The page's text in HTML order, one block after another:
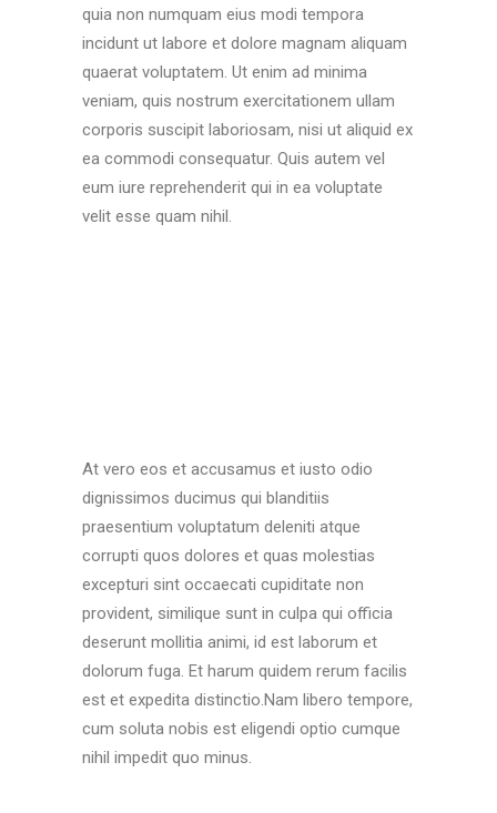
quia non numquam eius modi tempora
incidunt ut labore et dolore magnam aliquam
quaerat voluptatem. Ut enim ad minima
veniam, quis nostrum exercitationem ullam
corporis suscipit laboriosam, nisi ut aliquid ex
ea commodi consequatur. Quis autem vel
eum iure reprehenderit qui in ea voluptate
velit esse quam nihil.
At vero eos et accusamus et iusto odio
dignissimos ducimus qui blanditiis
praesentium voluptatum deleniti atque
corrupti quos dolores et quas molestias
excepturi sint occaecati cupiditate non
provident, similique sunt in culpa qui officia
deserunt mollitia animi, id est laborum et
dolorum fuga. Et harum quidem rerum facilis
est et expedita distinctio.Nam libero tempore,
cum soluta nobis est eligendi optio cumque
nihil impedit quo minus.